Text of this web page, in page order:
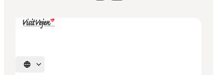
Sprache auswählen